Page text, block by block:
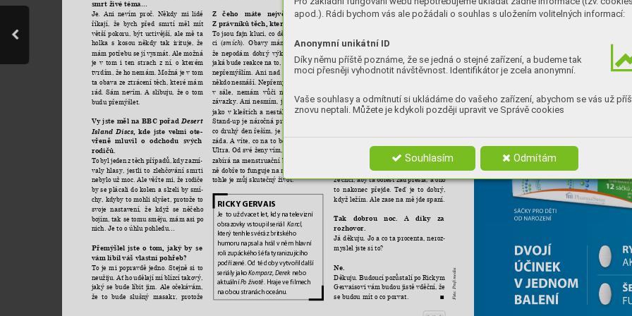
apod.). Rádi bychom vás ale požádali o souhlas s uložením volitelných informací:
Anonymní unikátní ID
Díky němu příště poznáme, že se jedná o stejné zařízení, a budeme tak
moci přesněji vyhodnotit návštěvnost. Identifikátor je zcela anonymní.
Vaše souhlasy a odmítnutí si ukládáme do vašeho zařízení, abychom se vás už
znovu neptali. Můžete je kdykoli později upravit ve Správě cookies
Souhlasím Odmítám
smrt živé téma…
Je. Ani nevím proč. Někdy mi lidé
říkají,
že bych před smrtí měl mít
větší pokoru, být uctivější, ale mě ta
holka s kosou někdy tak irituje, že
mám potřebu se jí vysmát. Ale možná
je v tom i ten strach z ní, o kterém
tvrdím, že ho nemám. Možná je v tom
ta obava ze ztrácení těch, které mám
rád. Sám nevím. A slibuju, že o tom
budu přemýšlet.
Vy jste měl na BBC pořad Desert
Island Discs kde jste velmi ote-
vřeně mluvil o odchodu svých
rodičů.
To byl jeden z těch případů, kdy zazní-
valy hlasy, jestli to zlehčování smrti
nebylo už moc. Ale věřte mi, že rodiče
by se plácali do kolen a slzeli by smí-
chy, kdyby to mohli slyšet, protože to
svoje nastavení, že když se něčeho
bojím, tak se tomu směju, mám asi po
nich. Je to o úhlu pohledu…
Přemýšlel jste o tom, jaký by se
vám líbil váš vlastní pohřeb?
To je mi popravdě jedno. Stejně si to
neužiju. Ať ho udělají mí blízcí takový,
jaký se bude líbit jim. Ale očekávám,
že to bude slušný masakr, protože
Z čeho máte největší obavy?
Z právníků těch, které urazíte?
To jsou fajn kluci, co dělají
ci (smích). Obavy mám jen z toho,
že nepodám dobrý výkon.
jaká bude reakce na to, co řeknu, moc
nepřemýšlím. Ani nad tím, jestli mě
někdo nesnáší. Nepřemýšlím
v sále, nemám vůči nikomu
závazky. Ani nesmím, jinak bych byl
jako v kleštích a nestál bych za nic.
Stand-up je náročná práce.
co druhý den řeším, je
záda. A víte, co na to beru?
Ultra. Od své ženy vím, že
zabírá na menstruační bolesti, a stej
ně dobře to funguje na moje záda.
tohle je můj skutečný život.
dět vleže.
Chlape, nechcete mi dělat agenta? To
kosmonauta. Nejen
nikam bych nemusel chodit, jen bych
poletoval. A hrát bych mohl ne vleže,
že třeba zrovna čůrám do bažanta.
něco
Ani nechodím k dok-
Jen si vždycky usilovně říkám,
že chci, aby ta bolest zad přešla, a ono
to nakonec přejde. Teď je to dobrý,
když ležím. Ale zase na mě jde spaní.
Tak dobrou noc. A díky za
rozhovor.
Já děkuju. Jo a co ta procenta, neroz-
myslel jste si to?
Ne.
Děkuju. Budoucí pozůstalí po Rickym
Gervaisovi vám budou jistě vděční, že
se budou mít o co porvat.
RICKY GERVAIS
Je  to už dvacet let, kdy na televizní
obrazovky vstoupil seriál Kancl,
který tenhle svéráz britského
humoru napsal a hrál v něm hlavní
roli zupáckého šéfa tyranizujícího
podřízené. Od té doby vytvořil další
seriály jako Komparz, Derek nebo
aktuální Po životě. Hraje ve fi lmech
na obou stranách oceánu.
Foto: Profi
media